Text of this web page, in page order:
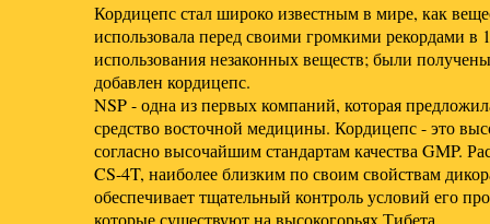
Кордицепс стал широко известным в мире, как
использовала перед своими громкими рекордами
использования незаконных веществ; были
добавлен кордицепс.
NSP - одна из первых компаний, которая
средство восточной медицины. Кордицепс - это
согласно высочайшим стандартам качества GMP.
CS-4T, наиболее близким по своим свойствам
обеспечивает тщательный контроль условий его
которые существуют на высокогорьях Тибета.